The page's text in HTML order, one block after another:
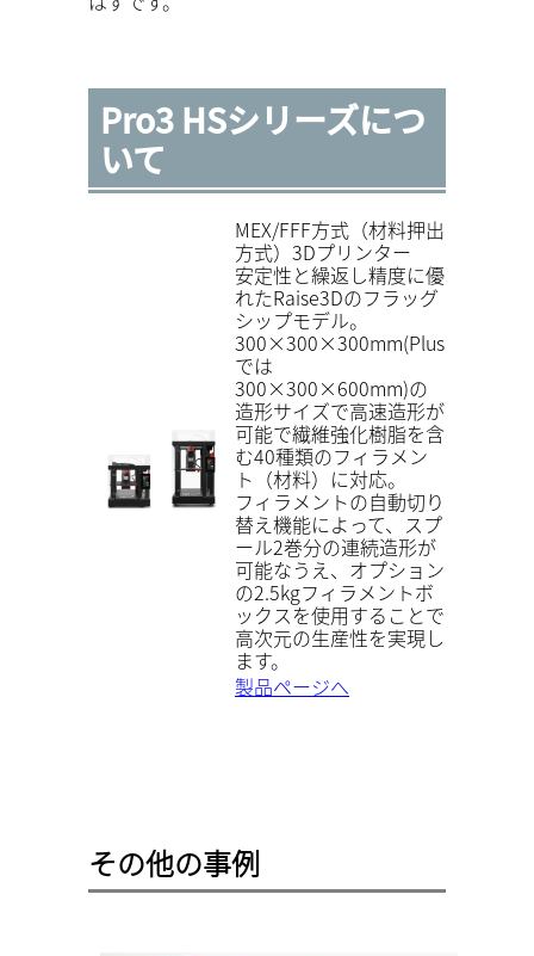
Pro3 HSシリーズにつ
いて
MEX/FFF方式（材料押出
方式）3Dプリンター
安定性と繰返し精度に優
れたRaise3Dのフラッグ
シップモデル。
300×300×300mm(Plus
では
300×300×600mm)の
造形サイズで高速造形が
可能で繊維強化樹脂を含
む40種類のフィラメン
ト（材料）に対応。
フィラメントの自動切り
替え機能によって、スプ
ール2巻分の連続造形が
可能なうえ、オプション
の2.5kgフィラメントボ
ックスを使用することで
高次元の生産性を実現し
ます。
製品ページへ
その他の事例